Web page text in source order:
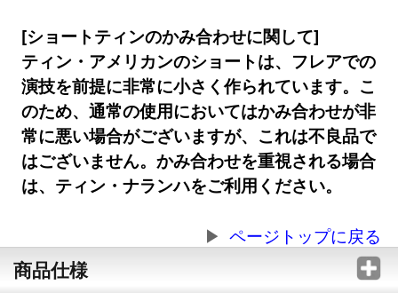
[ショートティンのかみ合わせに関して]
ティン・アメリカンのショートは、フレアでの
演技を前提に非常に小さく作られています。こ
のため、通常の使用においてはかみ合わせが非
常に悪い場合がございますが、これは不良品で
はございません。かみ合わせを重視される場合
は、ティン・ナランハをご利用ください。
ページトップに戻る
商品仕様